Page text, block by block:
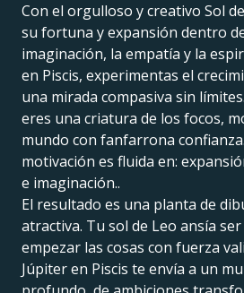
Con el orgulloso y creativo Sol
su fortuna y expansión dentro
imaginación, la empatía y la
en Piscis, experimentas el
una mirada compasiva sin límites.
eres una criatura de los focos,
mundo con fanfarrona
motivación es fluida en:
e imaginación..
El resultado es una planta de
atractiva. Tu sol de Leo ansía ser
empezar las cosas con fuerza
Júpiter en Piscis te envía a un